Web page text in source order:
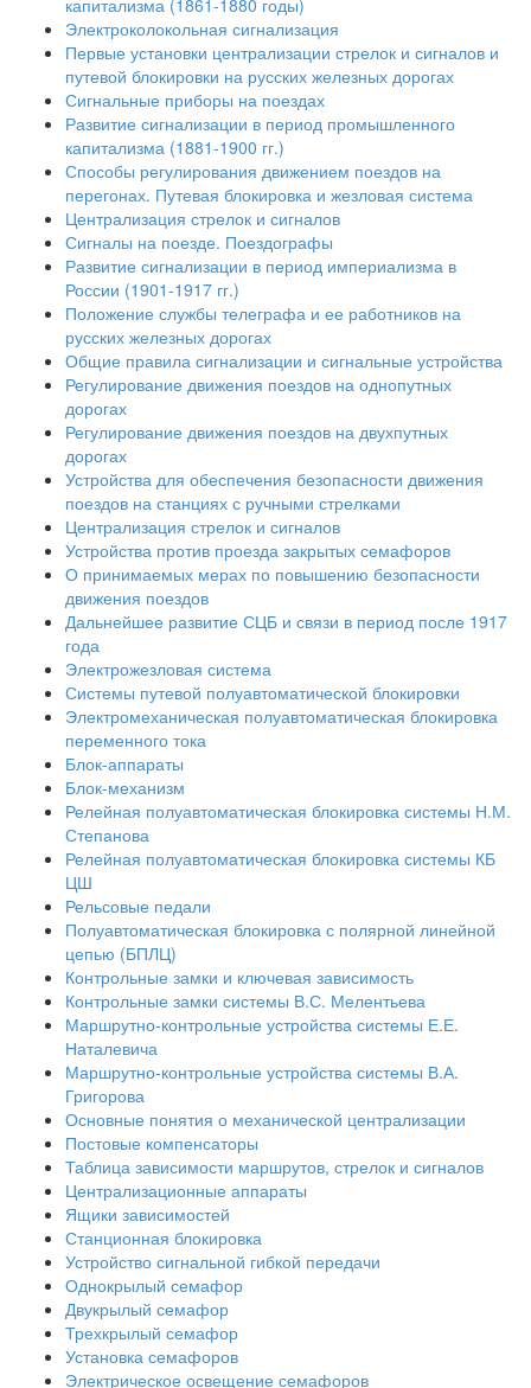
капитализма (1861-1880 годы)
Электроколокольная сигнализация
Первые установки централизации стрелок и сигналов и
путевой блокировки на русских железных дорогах
Сигнальные приборы на поездах
Развитие сигнализации в период промышленного
капитализма (1881-1900 гг.)
Способы регулирования движением поездов на
перегонах. Путевая блокировка и жезловая система
Централизация стрелок и сигналов
Сигналы на поезде. Поездографы
Развитие сигнализации в период империализма в
России (1901-1917 гг.)
Положение службы телеграфа и ее работников на
русских железных дорогах
Общие правила сигнализации и сигнальные устройства
Регулирование движения поездов на однопутных
дорогах
Регулирование движения поездов на двухпутных
дорогах
Устройства для обеспечения безопасности движения
поездов на станциях с ручными стрелками
Централизация стрелок и сигналов
Устройства против проезда закрытых семафоров
О принимаемых мерах по повышению безопасности
движения поездов
Дальнейшее развитие СЦБ и связи в период после 1917
года
Электрожезловая система
Системы путевой полуавтоматической блокировки
Электромеханическая полуавтоматическая блокировка
переменного тока
Блок-аппараты
Блок-механизм
Релейная полуавтоматическая блокировка системы Н.М.
Степанова
Релейная полуавтоматическая блокировка системы КБ
ЦШ
Рельсовые педали
Полуавтоматическая блокировка с полярной линейной
цепью (БПЛЦ)
Контрольные замки и ключевая зависимость
Контрольные замки системы В.С. Мелентьева
Маршрутно-контрольные устройства системы Е.Е.
Наталевича
Маршрутно-контрольные устройства системы В.А.
Григорова
Основные понятия о механической централизации
Постовые компенсаторы
Таблица зависимости маршрутов, стрелок и сигналов
Централизационные аппараты
Ящики зависимостей
Станционная блокировка
Устройство сигнальной гибкой передачи
Однокрылый семафор
Двукрылый семафор
Трехкрылый семафор
Установка семафоров
Электрическое освещение семафоров